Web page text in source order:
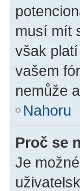
musí mít
však
vašem
nemůže
Nahoru
Proč se
Je